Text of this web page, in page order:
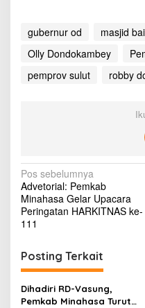
gubernur od
masjid
Olly Dondokambey
pemprov sulut
robby
N
a
v
i
g
a
s
Pos sebelumnya
Advetorial: Pemkab
Minahasa Gelar Upacara
Peringatan HARKITNAS ke-
111
Posting Terkait
Dihadiri RD-Vasung,
Pemkab Minahasa Turut